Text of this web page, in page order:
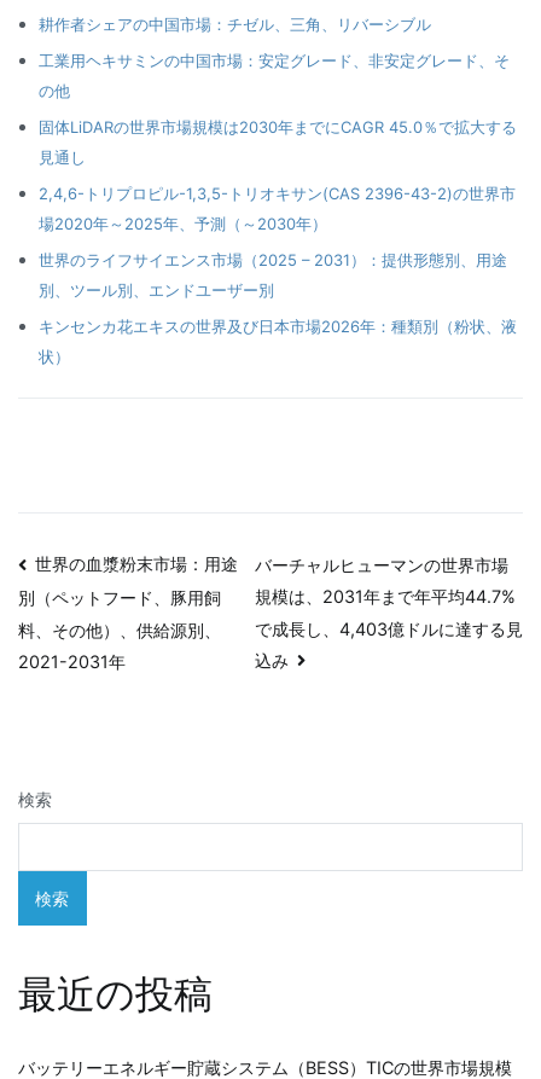
耕作者シェアの中国市場：チゼル、三角、リバーシブル
工業用ヘキサミンの中国市場：安定グレード、非安定グレード、そ
の他
固体LiDARの世界市場規模は2030年までにCAGR 45.0％で拡大する
見通し
2,4,6-トリプロピル-1,3,5-トリオキサン(CAS 2396-43-2)の世界市
場2020年～2025年、予測（～2030年）
世界のライフサイエンス市場（2025 – 2031）：提供形態別、用途
別、ツール別、エンドユーザー別
キンセンカ花エキスの世界及び日本市場2026年：種類別（粉状、液
状）
投
稿
ナ
ー
シ
ョ
ン
世界の血漿粉末市場：用途
別（ペットフード、豚用飼
料、その他）、供給源別、
2021-2031年
バーチャルヒューマンの世界市場
規模は、2031年まで年平均44.7%
で成長し、4,403億ドルに達する見
込み
検索
検索
最近の投稿
バッテリーエネルギー貯蔵システム（BESS）TICの世界市場規模